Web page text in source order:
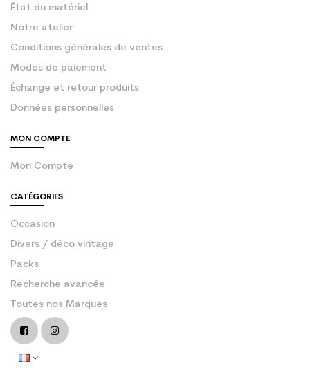
État du matériel
Notre atelier
Conditions générales de ventes
Modes de paiement
Échange et retour produits
Données personnelles
MON COMPTE
Mon Compte
CATÉGORIES
Occasion
Divers / déco vintage
Packs
Recherche avancée
Toutes nos Marques